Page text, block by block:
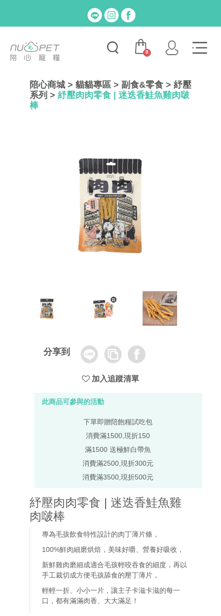
0
陪心商城 > 貓貓專區 > 副食&零食 > 紓壓
系列 > 紓壓肉肉零食 | 迷迭香鮭魚雞肉啵
棒
分享到 Line
Copy
Link
Facebook
加入追蹤清單
此商品可參與的活動
下單即贈陪飽糧試吃包
消費滿1500,現折150
滿1500 送極鮮白帶魚
消費滿2500,現折300元
消費滿3500,現折500元
紓壓肉肉零食 | 迷迭香鮭魚雞
肉啵棒
專為毛孩飲食特性設計的肉丁薄片條 ，
100%鮮肉細磨烘焙，美味好嚼、營養好吸收，
新鮮雞肉磨細成適合毛孩輕咬吞食的細度，再以
手工裁切成方便毛孩舔食的壓丁薄片 ，
輕輕一折、小小一片，讓主子卡滋卡滋的每一
口，都有滿滿肉香、大大滿足！